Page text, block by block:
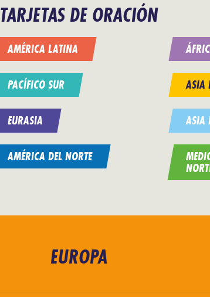
TARJETAS DE ORACIÓN
AMÉRICA LATINA
PACÍFICO SUR
EURASIA
AMÉRICA DEL NORTE
ASIA
ASIA
EUROPA